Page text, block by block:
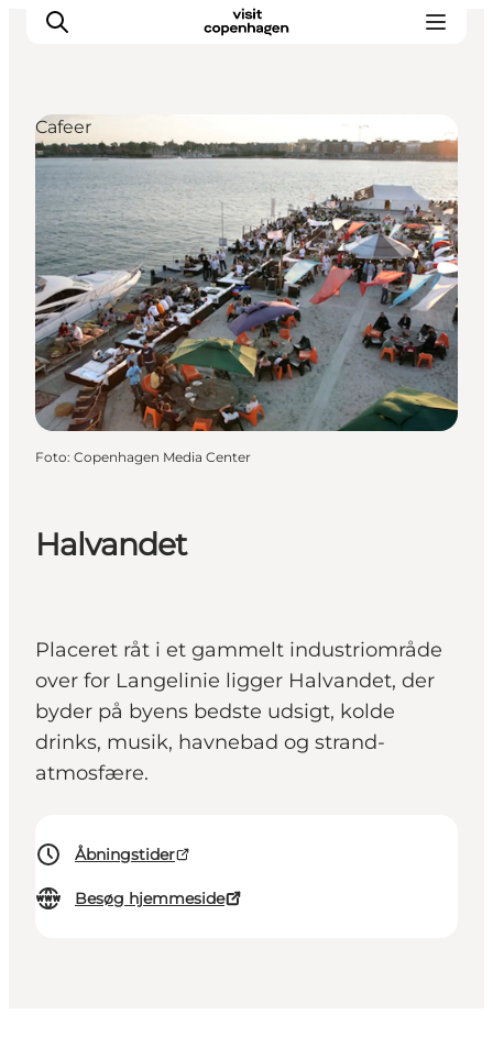
This is Copenhagen
Aktiviteter
Spis & drik
Områder
Planlæg din tur
CopenPay
Copenhagen Card
Halvandet
Placeret råt i et gammelt industriområde
over for Langelinie ligger Halvandet, der
byder på byens bedste udsigt, kolde
drinks, musik, havnebad og strand-
atmosfære.
Åbningstider
Besøg hjemmeside
Cafeer
Foto: Copenhagen Media Center